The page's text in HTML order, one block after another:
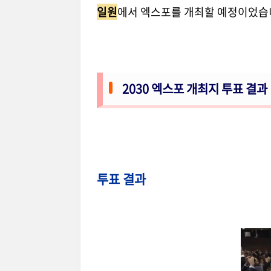
일원에서 엑스포를 개최할 예정이었
2030 엑스포 개최지 투표 결과
투표 결과